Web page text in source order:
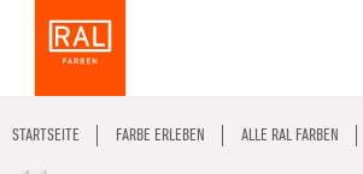
STARTSEITE FARBE ERLEBEN ALLE RAL FARBEN